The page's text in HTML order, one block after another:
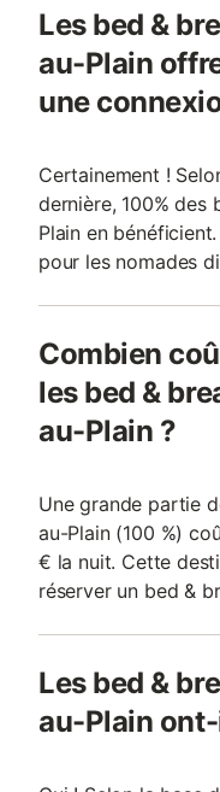
Les bed &
au-Plain
une
Certainement !
dernière, 100% des
Plain en
pour les nomades
Combien
les bed &
au-Plain ?
Une grande partie
au-Plain (100 %)
€ la nuit. Cette
réserver un bed &
Les bed &
au-Plain